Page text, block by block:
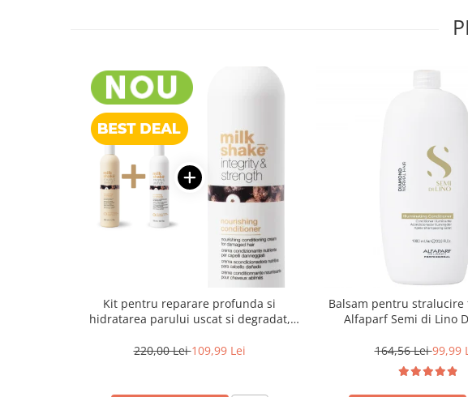
Kit pentru reparare profunda si
hidratarea parului uscat si degradat,
Nourishing
220,00 Lei109,99 Lei
Balsam pentru
Alfaparf Semi di Lino
164,56 Lei99,99